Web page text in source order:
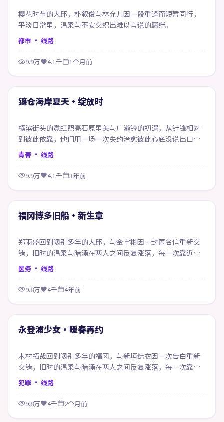
樱花时节的大邱，朴叙俊与林允儿因一段重逢而短暂同行，
平淡日常里，温柔与不安交织出难以言说的羁绊。
都市 · 线路
9.9万 4.1千 1个月前
精选
镰仓海岸夏天·绽放时
横滨街头的霓虹照亮石原里美与广濑铃的初遇，从针锋相对
到彼此依靠，他们用一场一次失约治愈彼此心底没说出口的
话。
青春 · 线路
9.9万 4.1千 3年前
精选
福冈博多旧船·新生章
郑雨盛回到阔别多年的大邱，与金宇彬因一封匿名信重新交
错，旧时的温柔与暗涌在两人之间反复涨落，每一次靠近都
像在赎回当年的失约。
医务 · 线路
9.8万 4千 4年前
精选
永登浦少女·暖春再约
木村拓哉回到阔别多年的福冈，与新垣结衣因一次告白重新
交错，旧时的温柔与暗涌在两人之间反复涨落，每一次靠近
都像在赎回当年的失约。
犯罪 · 线路
9.8万 4千 2个月前